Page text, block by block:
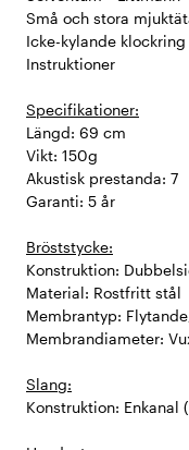
Små och stora
Icke-kylande klockring
Instruktioner
Specifikationer:
Längd: 69 cm
Vikt: 150g
Akustisk prestanda: 7
Garanti: 5 år
Bröststycke:
Konstruktion:
Material: Rostfritt stål
Membrantyp:
Membrandiameter:
Slang:
Konstruktion: Enkanal